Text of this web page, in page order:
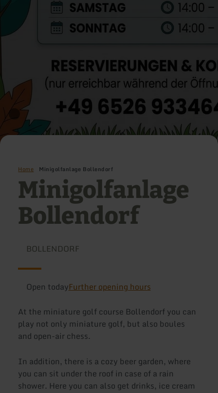
Home Minigolfanlage Bollendorf
Minigolfanlage
Bollendorf
BOLLENDORF
Open todayFurther opening hours
At the miniature golf course Bollendorf you can
play not only miniature golf, but also boules
and open-air chess.
In addition, there is a cozy beer garden, where
you can sit under the roof in case of a rain
shower. Here you can also get drinks, ice cream